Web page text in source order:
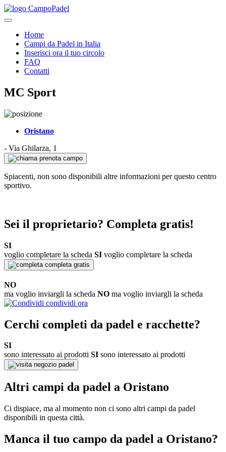
Home
Campi da Padel in Italia
Inserisci ora il tuo circolo
FAQ
Contatti
MC Sport
Oristano
- Via Ghilarza, 1
prenota campo
Spiacenti, non sono disponibili altre informazioni per questo centro
sportivo.
Sei il proprietario? Completa gratis!
SI
voglio completare la scheda SI voglio completare la scheda
completa gratis
NO
ma voglio inviargli la scheda NO ma voglio inviargli la scheda
condividi ora
Cerchi completi da padel e racchette?
SI
sono interessato ai prodotti SI sono interessato ai prodotti
negozio padel
Altri campi da padel a Oristano
Ci dispiace, ma al momento non ci sono altri campi da padel
disponibili in questa città.
Manca il tuo campo da padel a Oristano?